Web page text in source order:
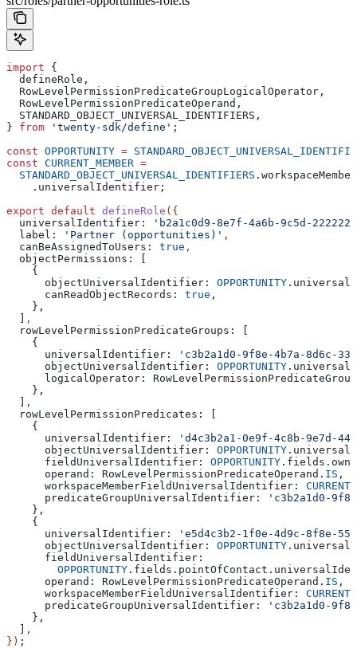
import {
  defineRole
,
  RowLevelPermissionPredicateGroupLogicalOperator
,
  RowLevelPermissionPredicateOperand
,
  STANDARD_OBJECT_UNIVERSAL_IDENTIFIERS
,
} from 'twenty-sdk/define' ;
const OPPORTUNITY =
const CURRENT_MEMBER =
  STANDARD_OBJECT_UNIVERSAL_IDENTIFIERS
. workspaceMember
    .
universalIdentifier ;
export default defineRole ({
  universalIdentifier:
'b2a1c0d9-8e7f-4a6b-9c5d-
  label:
'Partner (opportunities)' ,
  canBeAssignedToUsers:
true ,
  objectPermissions:
[
    {
      objectUniversalIdentifier:
OPPORTUNITY .
      canReadObjectRecords:
true ,
    },
  ]
,
  rowLevelPermissionPredicateGroups:
[
    {
      universalIdentifier:
'c3b2a1d0-9f8e-4b7a-8d6c-
      objectUniversalIdentifier:
OPPORTUNITY .
      logicalOperator:
    },
  ]
,
  rowLevelPermissionPredicates:
[
    {
      universalIdentifier:
'd4c3b2a1-0e9f-4c8b-9e7d-
      objectUniversalIdentifier:
OPPORTUNITY .
      fieldUniversalIdentifier:
OPPORTUNITY . fields .
      operand:
RowLevelPermissionPredicateOperand . IS ,
      workspaceMemberFieldUniversalIdentifier:
      predicateGroupUniversalIdentifier:
'c3b2a1d0-
    },
    {
      universalIdentifier:
'e5d4c3b2-1f0e-4d9c-8f8e-
      objectUniversalIdentifier:
OPPORTUNITY .
      fieldUniversalIdentifier:
        OPPORTUNITY
. fields . pointOfContact .
      operand:
RowLevelPermissionPredicateOperand . IS ,
      workspaceMemberFieldUniversalIdentifier:
      predicateGroupUniversalIdentifier:
'c3b2a1d0-
    },
  ]
,
}) ;